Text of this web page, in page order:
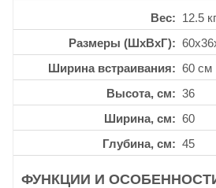
Вес
12.5 кг
Размеры (ШхВхГ)
Ширина встраивания
60 см
Высота, см
36
Ширина, см
60
Глубина, см
45
ФУНКЦИИ И